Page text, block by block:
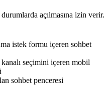
açılmasına izin verir.
istek formu içeren sohbet
seçimini içeren mobil
sohbet penceresi